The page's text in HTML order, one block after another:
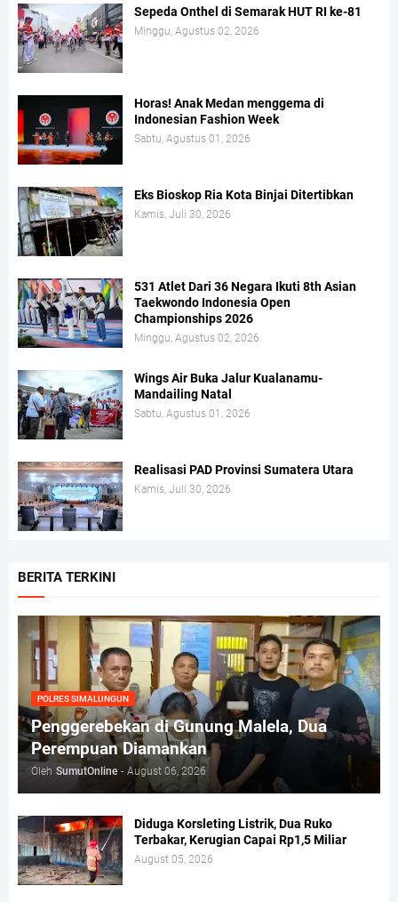
Sepeda Onthel di Semarak HUT RI ke-81
Minggu, Agustus 02, 2026
Horas! Anak Medan menggema di
Indonesian Fashion Week
Sabtu, Agustus 01, 2026
Eks Bioskop Ria Kota Binjai Ditertibkan
Kamis, Juli 30, 2026
531 Atlet Dari 36 Negara Ikuti 8th Asian
Taekwondo Indonesia Open
Championships 2026
Minggu, Agustus 02, 2026
Wings Air Buka Jalur Kualanamu-
Mandailing Natal
Sabtu, Agustus 01, 2026
Realisasi PAD Provinsi Sumatera Utara
Kamis, Juli 30, 2026
BERITA TERKINI
POLRES SIMALUNGUN
Penggerebekan di Gunung Malela, Dua
Perempuan Diamankan
Oleh SumutOnline - August 06, 2026
Diduga Korsleting Listrik, Dua Ruko
Terbakar, Kerugian Capai Rp1,5 Miliar
August 05, 2026